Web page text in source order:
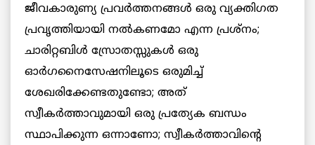
ജീവകാരുണ്യ പ്രവർത്തനങ്ങൾ ഒരു വ്യക്തിഗത
പ്രവൃത്തിയായി നൽകണമോ എന്ന പ്രശ്നം;
ചാരിറ്റബിൾ സ്രോതസ്സുകൾ ഒരു
ഓർഗനൈസേഷനിലൂടെ ഒരുമിച്ച്
ശേഖരിക്കേണ്ടതുണ്ടോ; അത്
സ്വീകർത്താവുമായി ഒരു പ്രത്യേക ബന്ധം
സ്ഥാപിക്കുന്ന ഒന്നാണോ; സ്വീകർത്താവിന്റെ